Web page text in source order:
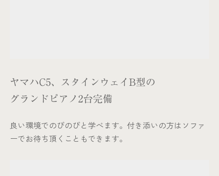
ヤマハC5、スタインウェイB型の
グランドピアノ2台完備
良い環境でのびのびと学べます。付き添いの方はソファ
ーでお待ち頂くこともできます。